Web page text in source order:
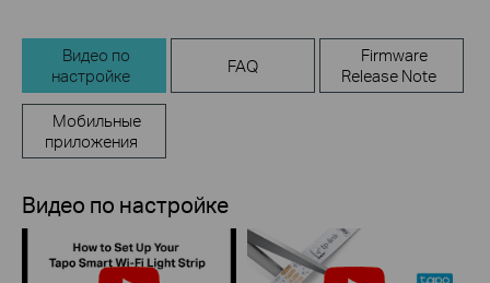
Видео по
настройке
FAQ
Firmware
Release Note
Мобильные
приложения
Видео по настройке